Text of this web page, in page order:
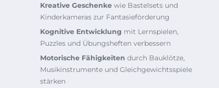
Kreative Geschenke wie Bastelsets und
Kinderkameras zur Fantasieförderung
Kognitive Entwicklung mit Lernspielen,
Puzzles und Übungsheften verbessern
Motorische Fähigkeiten durch Bauklötze,
Musikinstrumente und Gleichgewichtsspiele
stärken